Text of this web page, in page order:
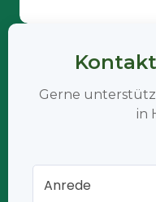
Gerne
in